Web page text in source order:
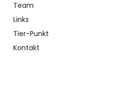
Team
Links
Tier-Punkt
Kontakt